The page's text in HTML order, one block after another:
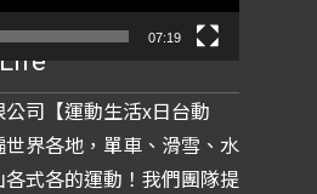
07:19
司【運動生活x日台動
界各地，單車、滑雪、水
各式各的運動！我們團隊提